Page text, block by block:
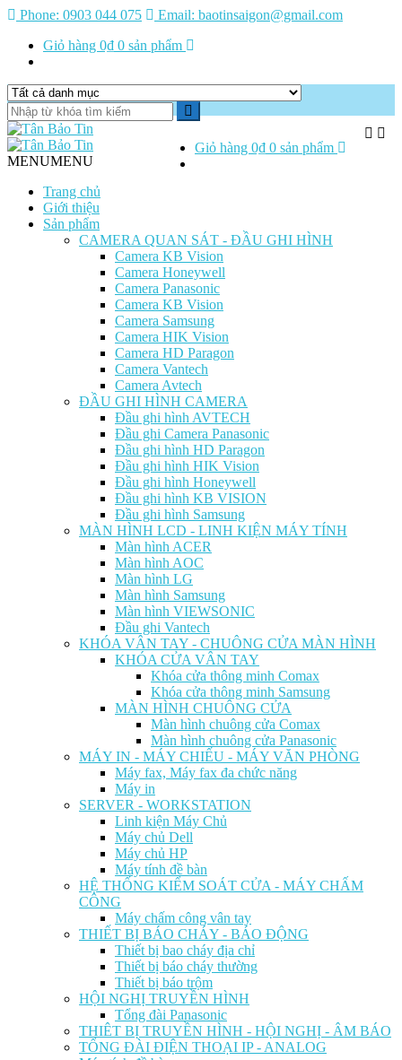
Phone: 0903 044 075 Email: baotinsaigon@gmail.com
Giỏ hàng 0₫ 0 sản phẩm
Giỏ hàng 0₫ 0 sản phẩm
MENUMENU
Trang chủ
Giới thiệu
Sản phẩm
CAMERA QUAN SÁT - ĐẦU GHI HÌNH
Camera KB Vision
Camera Honeywell
Camera Panasonic
Camera KB Vision
Camera Samsung
Camera HIK Vision
Camera HD Paragon
Camera Vantech
Camera Avtech
ĐẦU GHI HÌNH CAMERA
Đầu ghi hình AVTECH
Đầu ghi Camera Panasonic
Đầu ghi hình HD Paragon
Đầu ghi hình HIK Vision
Đầu ghi hình Honeywell
Đầu ghi hình KB VISION
Đầu ghi hình Samsung
MÀN HÌNH LCD - LINH KIỆN MÁY TÍNH
Màn hình ACER
Màn hình AOC
Màn hình LG
Màn hình Samsung
Màn hình VIEWSONIC
Đầu ghi Vantech
KHÓA VÂN TAY - CHUÔNG CỬA MÀN HÌNH
KHÓA CỬA VÂN TAY
Khóa cửa thông minh Comax
Khóa cửa thông minh Samsung
MÀN HÌNH CHUÔNG CỬA
Màn hình chuông cửa Comax
Màn hình chuông cửa Panasonic
MÁY IN - MÁY CHIẾU - MÁY VĂN PHÒNG
Máy fax, Máy fax đa chức năng
Máy in
SERVER - WORKSTATION
Linh kiện Máy Chủ
Máy chủ Dell
Máy chủ HP
Máy tính đề bàn
HỆ THỐNG KIỂM SOÁT CỬA - MÁY CHẤM
CÔNG
Máy chấm công vân tay
THIẾT BỊ BÁO CHÁY - BÁO ĐỘNG
Thiết bị bao cháy địa chỉ
Thiết bị báo cháy thường
Thiết bị báo trộm
HỘI NGHỊ TRUYỀN HÌNH
Tổng đài Panasonic
THIÊT BỊ TRUYỀN HÌNH - HỘI NGHỊ - ÂM BÁO
TỔNG ĐÀI ĐIỆN THOẠI IP - ANALOG